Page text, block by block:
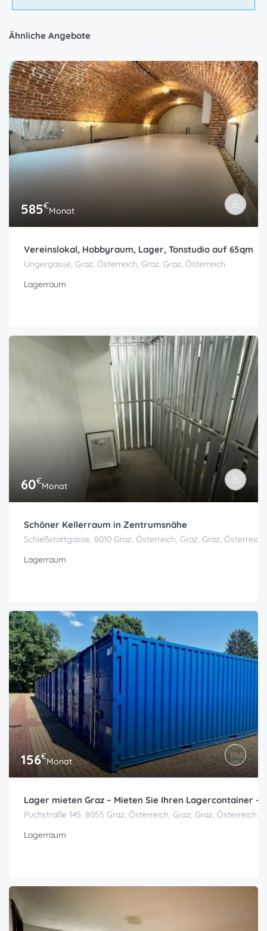
Ähnliche Angebote
585€Monat
Vereinslokal, Hobbyraum, Lager, Tonstudio auf 65qm
Ungergasse, Graz, Österreich, Graz, Graz, Österreich
Lagerraum
60€Monat
Schöner Kellerraum in Zentrumsnähe
Schießstattgasse, 8010 Graz, Österreich, Graz, Graz, Österreich
Lagerraum
156€Monat
Lager mieten Graz – Mieten Sie Ihren Lagercontainer –
Puchstraße 145, 8055 Graz, Österreich, Graz, Graz, Österreich
Lagerraum